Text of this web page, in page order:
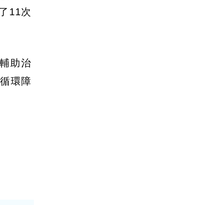
11次
助治
環障